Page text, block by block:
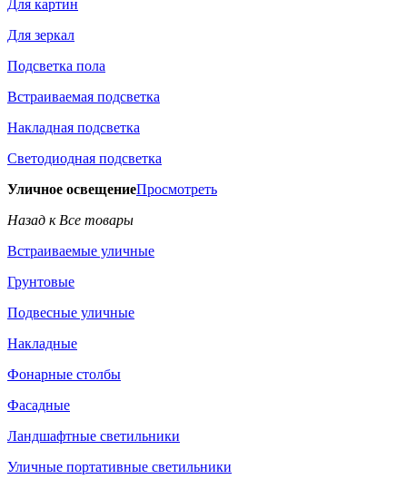
Для картин
Для зеркал
Подсветка пола
Встраиваемая подсветка
Накладная подсветка
Светодиодная подсветка
Уличное освещениеПросмотреть
Назад к Все товары
Встраиваемые уличные
Грунтовые
Подвесные уличные
Накладные
Фонарные столбы
Фасадные
Ландшафтные светильники
Уличные портативные светильники